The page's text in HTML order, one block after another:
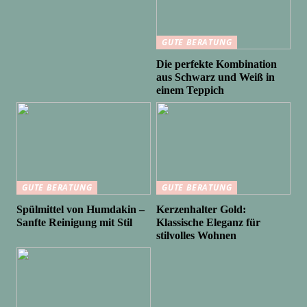
GUTE BERATUNG
Die perfekte Kombination
aus Schwarz und Weiß in
einem Teppich
GUTE BERATUNG
Spülmittel von Humdakin –
Sanfte Reinigung mit Stil
GUTE BERATUNG
Kerzenhalter Gold:
Klassische Eleganz für
stilvolles Wohnen